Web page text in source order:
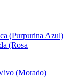
(Purpurina Azul)
(Rosa
(Morado)